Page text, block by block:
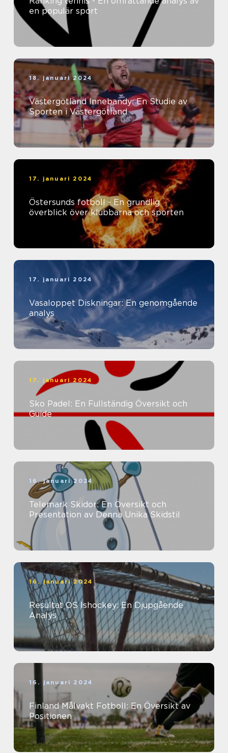
en populär sport
18. januari 2024
Västergötland Innebandy: En Studie av
Sporten i Västergötland
17. januari 2024
Östersunds fotboll - En grundlig
överblick över klubbarna och sporten
17. januari 2024
Vasaloppet Diskningar: En genomgående
analys
17. januari 2024
Sko Padel: En Fullständig Översikt och
Guide
16. januari 2024
Telemark Skidor: En Översikt och
Presentation av Denna Unika Skidstil
16. januari 2024
Resultat OS Ishockey: En Djupgående
Analys
16. januari 2024
Finland Målvakt Fotboll: En Översikt av
Positionen